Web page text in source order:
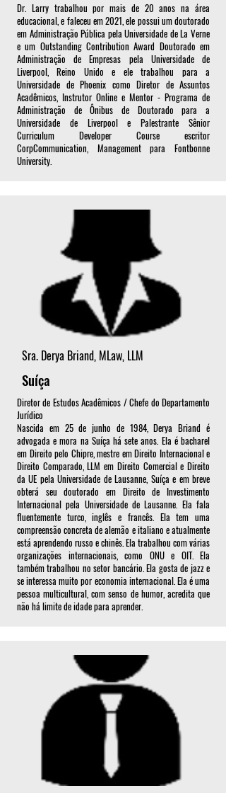
Dr. Larry trabalhou por mais de 20 anos na área
educacional, e faleceu em 2021, ele possui um doutorado
em Administração Pública pela Universidade de La Verne
e um Outstanding Contribution Award Doutorado em
Administração de Empresas pela Universidade de
Liverpool, Reino Unido e ele trabalhou para a
Universidade de Phoenix como Diretor de Assuntos
Acadêmicos, Instrutor Online e Mentor - Programa de
Administração de Ônibus de Doutorado para a
Universidade de Liverpool e Palestrante Sênior
Curriculum Developer Course escritor
CorpCommunication, Management para Fontbonne
University.
Sra. Derya Briand, MLaw, LLM
Suíça
Diretor de Estudos Acadêmicos / Chefe do Departamento
Jurídico
Nascida em 25 de junho de 1984, Derya Briand é
advogada e mora na Suíça há sete anos. Ela é bacharel
em Direito pelo Chipre, mestre em Direito Internacional e
Direito Comparado, LLM em Direito Comercial e Direito
da UE pela Universidade de Lausanne, Suíça e em breve
obterá seu doutorado em Direito de Investimento
Internacional pela Universidade de Lausanne. Ela fala
fluentemente turco, inglês e francês. Ela tem uma
compreensão concreta de alemão e italiano e atualmente
está aprendendo russo e chinês. Ela trabalhou com várias
organizações internacionais, como ONU e OIT. Ela
também trabalhou no setor bancário. Ela gosta de jazz e
se interessa muito por economia internacional. Ela é uma
pessoa multicultural, com senso de humor, acredita que
não há limite de idade para aprender.